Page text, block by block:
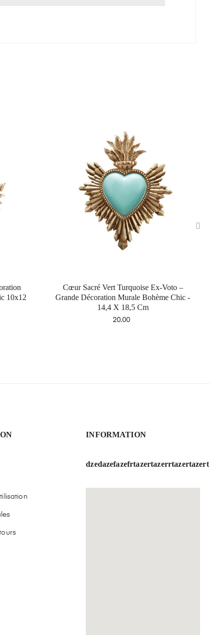
10x12
Cœur Sacré Vert Turquoise Ex-Voto –
Grande Décoration Murale Bohème Chic -
14,4 X 18,5 Cm
Price
20.00
INFORMATION
dzedazefazefrtazertazerrtazertazert